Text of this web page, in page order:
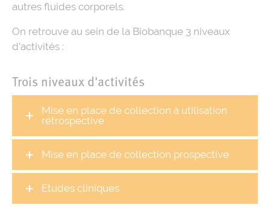
autres fluides corporels.
On retrouve au sein de la Biobanque 3 niveaux
d’activités :
Trois niveaux d'activités
Mise en place de collection à utilisation
rétrospective
Mise en place de collection prospective
Etudes cliniques